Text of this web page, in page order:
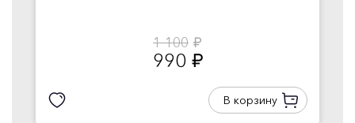
1 100 руб.
990 руб.
В корзину